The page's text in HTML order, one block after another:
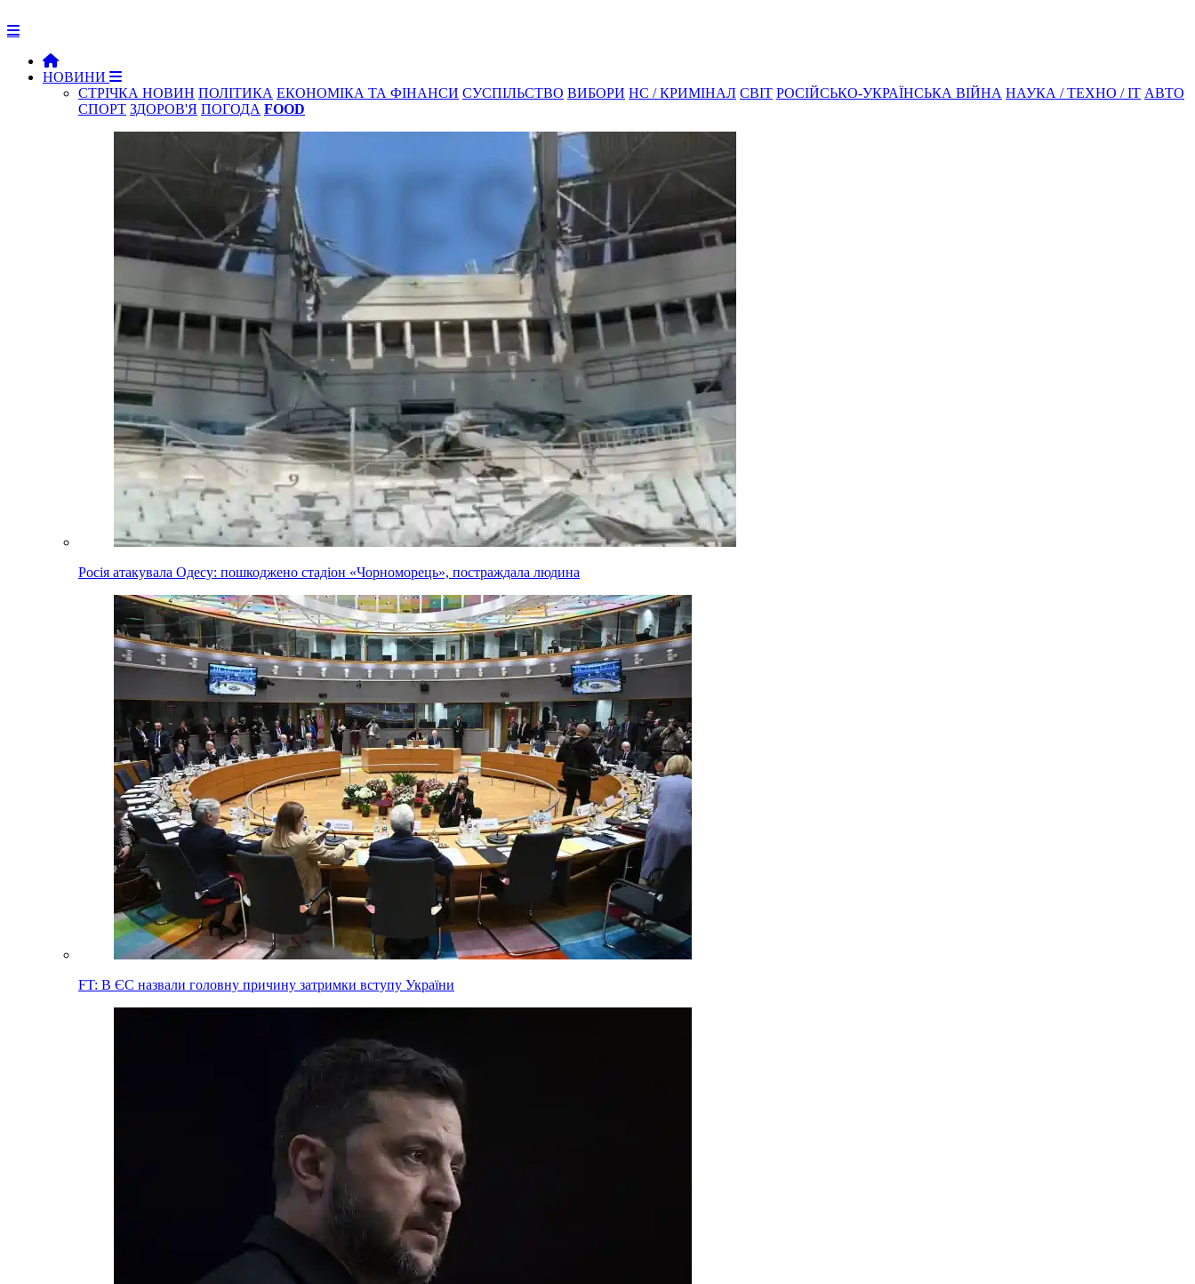
НОВИНИ
СТРІЧКА НОВИН ПОЛІТИКА ЕКОНОМІКА ТА ФІНАНСИ СУСПІЛЬСТВО ВИБОРИ НС / КРИМІНАЛ СВІТ РОСІЙСЬКО-УКРАЇНСЬКА ВІЙНА НАУКА / ТЕХНО / IT АВТО
СПОРТ ЗДОРОВ'Я ПОГОДА FOOD
Росія атакувала Одесу: пошкоджено стадіон «Чорноморець», постраждала людина
FT: В ЄС назвали головну причину затримки вступу України